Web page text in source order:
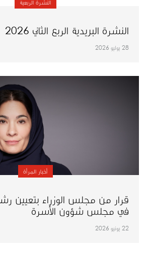
النشرة الربعية
النشرة البريدية الربع الثاني 2026
28 يوليو 2026
أخبار المرأة
قرار من مجلس الوزراء بتعيين
في مجلس شؤون الأسرة
22 يونيو 2026